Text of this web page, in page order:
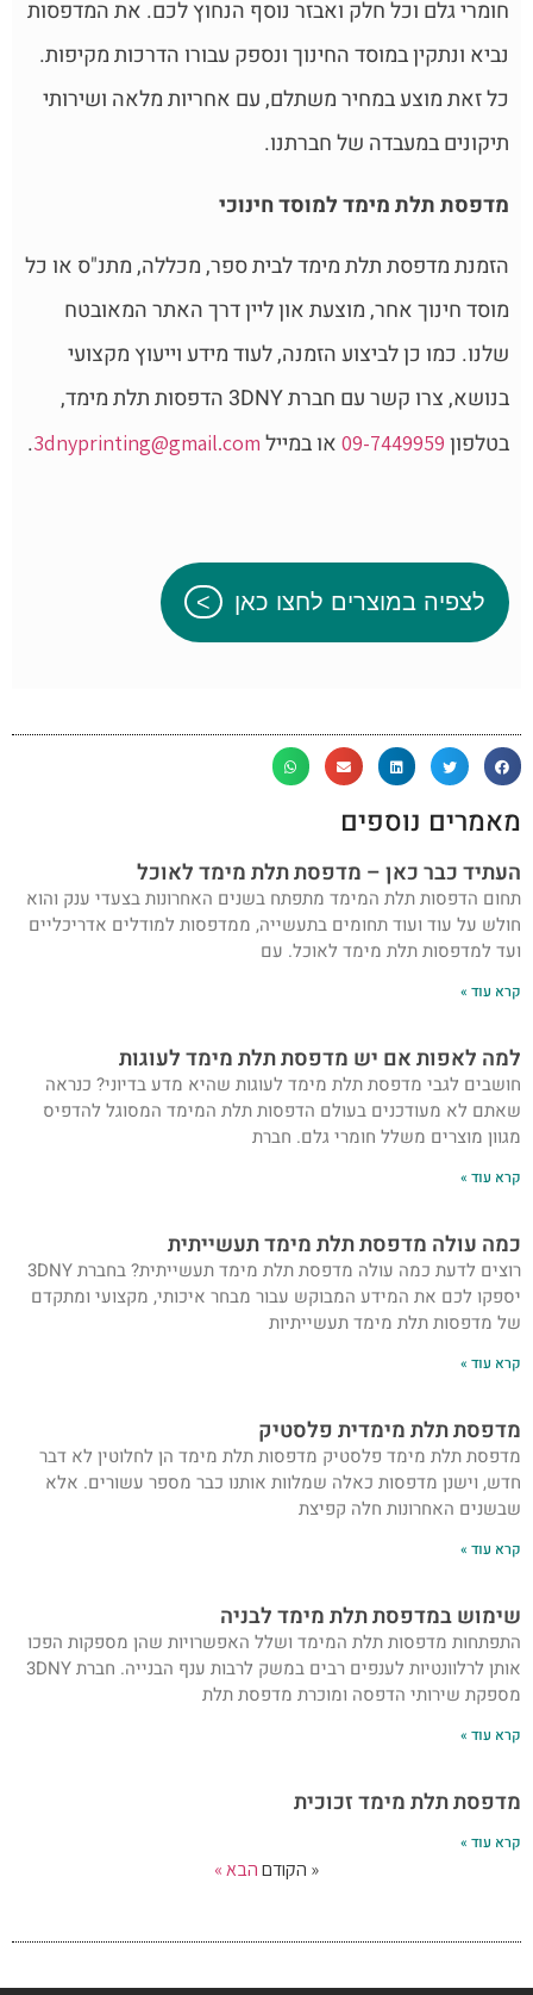
חומרי גלם וכל חלק ואבזר נוסף הנחוץ לכם. את המדפסות
נביא ונתקין במוסד החינוך ונספק עבורו הדרכות מקיפות.
כל זאת מוצע במחיר משתלם, עם אחריות מלאה ושירותי
תיקונים במעבדה של חברתנו.
מדפסת תלת מימד למוסד חינוכי
הזמנת מדפסת תלת מימד לבית ספר, מכללה, מתנ"ס או כל
מוסד חינוך אחר, מוצעת און ליין דרך האתר המאובטח
שלנו. כמו כן לביצוע הזמנה, לעוד מידע וייעוץ מקצועי
בנושא, צרו קשר עם חברת 3DNY הדפסות תלת מימד,
בטלפון 09-7449959 או במייל 3dnyprinting@gmail.com
.
לצפיה במוצרים לחצו כאן
מאמרים נוספים
העתיד כבר כאן – מדפסת תלת מימד לאוכל
תחום הדפסות תלת המימד מתפתח בשנים האחרונות בצעדי ענק והוא
חולש על עוד ועוד תחומים בתעשייה, ממדפסות למודלים אדריכליים
ועד למדפסות תלת מימד לאוכל. עם
קרא עוד »
למה לאפות אם יש מדפסת תלת מימד לעוגות
חושבים לגבי מדפסת תלת מימד לעוגות שהיא מדע בדיוני? כנראה
שאתם לא מעודכנים בעולם הדפסות תלת המימד המסוגל להדפיס
מגוון מוצרים משלל חומרי גלם. חברת
קרא עוד »
כמה עולה מדפסת תלת מימד תעשייתית
רוצים לדעת כמה עולה מדפסת תלת מימד תעשייתית? בחברת 3DNY
יספקו לכם את המידע המבוקש עבור מבחר איכותי, מקצועי ומתקדם
של מדפסות תלת מימד תעשייתיות
קרא עוד »
מדפסת תלת מימדית פלסטיק
מדפסת תלת מימד פלסטיק מדפסות תלת מימד הן לחלוטין לא דבר
חדש, וישנן מדפסות כאלה שמלוות אותנו כבר מספר עשורים. אלא
שבשנים האחרונות חלה קפיצת
קרא עוד »
שימוש במדפסת תלת מימד לבניה
התפתחות מדפסות תלת המימד ושלל האפשרויות שהן מספקות הפכו
אותן לרלוונטיות לענפים רבים במשק לרבות ענף הבנייה. חברת 3DNY
מספקת שירותי הדפסה ומוכרת מדפסת תלת
קרא עוד »
מדפסת תלת מימד זכוכית
קרא עוד »
« הקודםהבא »